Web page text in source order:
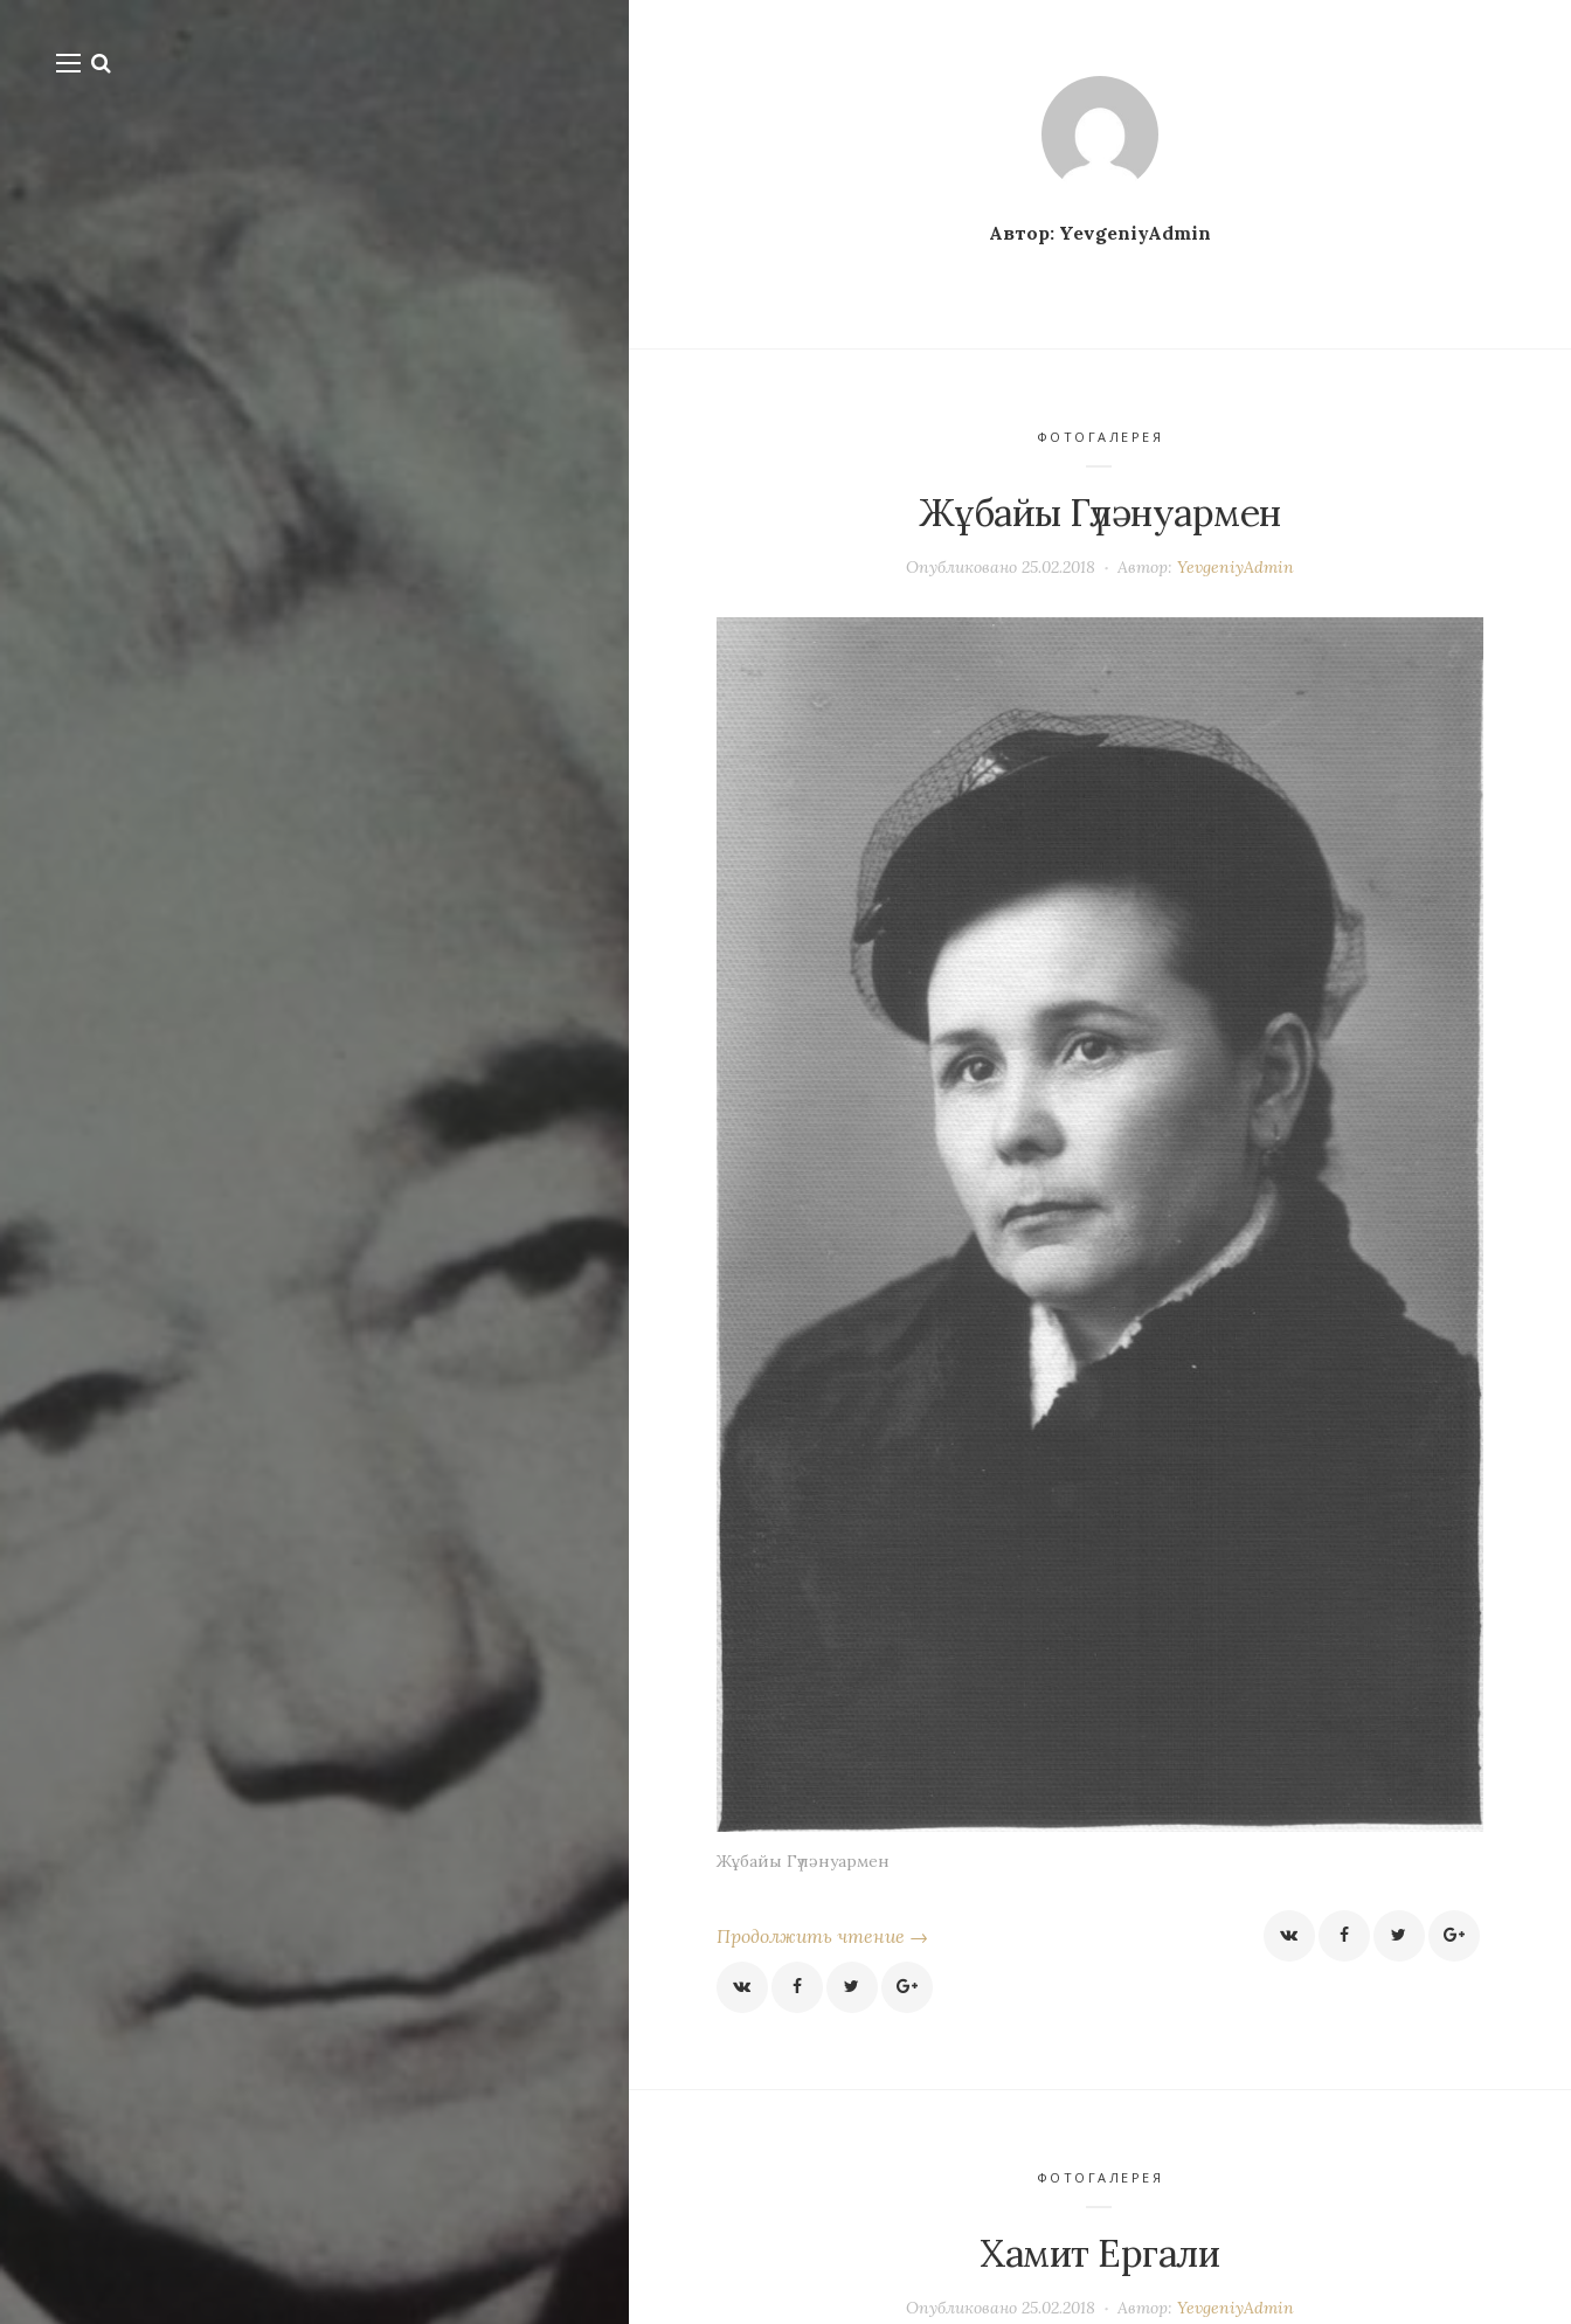
Автор: YevgeniyAdmin
ФОТОГАЛЕРЕЯ
Жұбайы Гүләнуармен
Опубликовано 25.02.2018 Автор: YevgeniyAdmin
Жұбайы Гүләнуармен
Продолжить чтение →
ФОТОГАЛЕРЕЯ
Хамит Ергали
Опубликовано 25.02.2018 Автор: YevgeniyAdmin